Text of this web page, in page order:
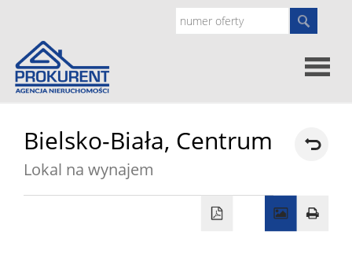
główna
Bielsko-Biała, Centrum
Lokal na wynajem